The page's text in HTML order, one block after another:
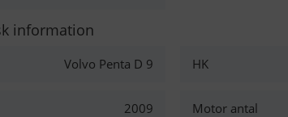
information
Volvo Penta D 9 HK
2009 Motor antal